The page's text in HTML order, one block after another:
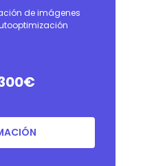
de imágenes
€